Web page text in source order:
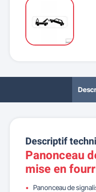
Descriptif
Panonceau
mise en
Panonceau de